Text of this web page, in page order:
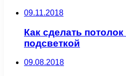
09.11.2018
Как сделать потолок
подсветкой
09.08.2018